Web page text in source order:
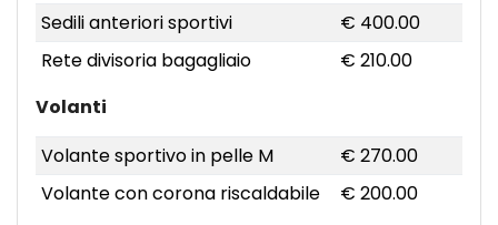
Sedili anteriori sportivi
€ 400.00
Rete divisoria bagagliaio
€ 210.00
Volanti
Volante sportivo in pelle M
€ 270.00
Volante con corona riscaldabile
€ 200.00